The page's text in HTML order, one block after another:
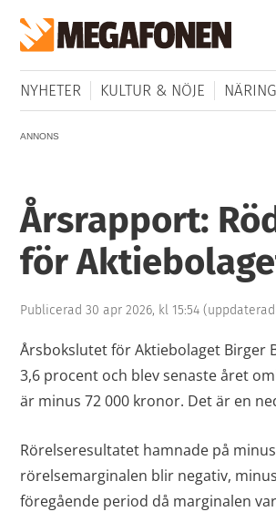
NYHETER KULTUR & NÖJE
ANNONS
Årsrapport:
för
Publicerad 30 apr 2026, kl 15:54 (uppdaterad
Årsbokslutet för Aktiebolaget Birger
3,6 procent och blev senaste året
är minus 72 000 kronor. Det är en
Rörelseresultatet hamnade på
rörelsemarginalen blir negativ,
föregående period då marginalen